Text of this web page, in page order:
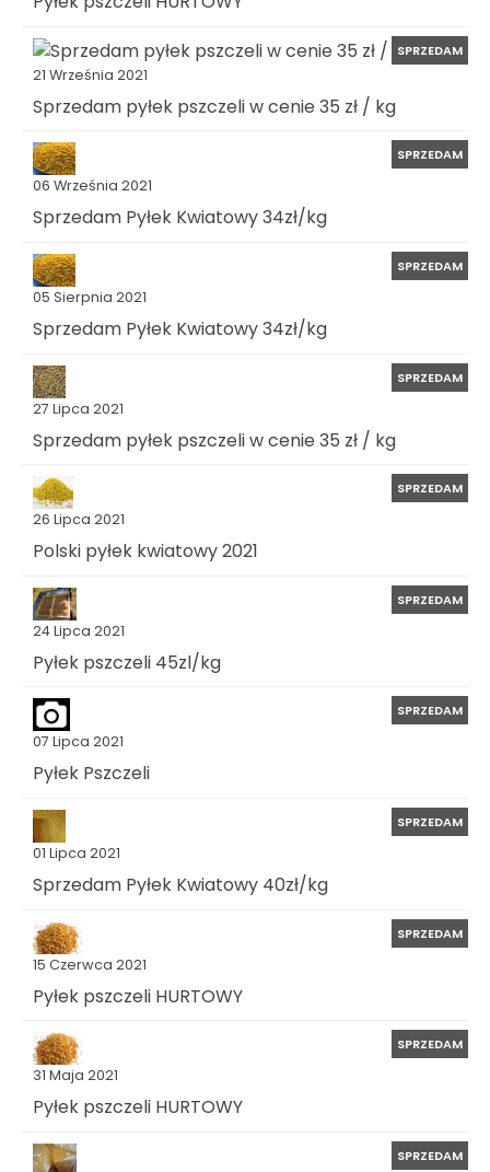
21 Września 2021
SPRZEDAM
Sprzedam pyłek pszczeli w cenie 35 zł / kg
06 Września 2021
SPRZEDAM
Sprzedam Pyłek Kwiatowy 34zł/kg
05 Sierpnia 2021
SPRZEDAM
Sprzedam Pyłek Kwiatowy 34zł/kg
27 Lipca 2021
SPRZEDAM
Sprzedam pyłek pszczeli w cenie 35 zł / kg
26 Lipca 2021
SPRZEDAM
Polski pyłek kwiatowy 2021
24 Lipca 2021
SPRZEDAM
Pyłek pszczeli 45zl/kg
07 Lipca 2021
SPRZEDAM
Pyłek Pszczeli
01 Lipca 2021
SPRZEDAM
Sprzedam Pyłek Kwiatowy 40zł/kg
15 Czerwca 2021
SPRZEDAM
Pyłek pszczeli HURTOWY
31 Maja 2021
SPRZEDAM
Pyłek pszczeli HURTOWY
SPRZEDAM